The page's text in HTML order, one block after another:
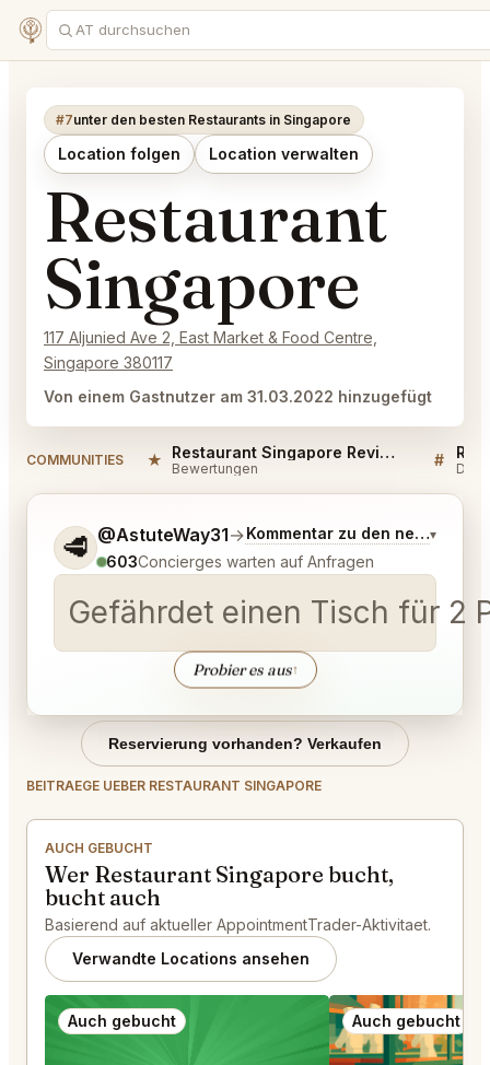
#7unter den besten Restaurants in Singapore
Location folgen Location verwalten
Restaurant
Singapore
117 Aljunied Ave 2, East Market & Food Centre,
Singapore 380117
Von einem Gastnutzer am 31.03.2022 hinzugefügt
COMMUNITIES ★ Restaurant Singapore Reviews
Bewertungen #
🥩 @AstuteWay31→Kommentar zu den neuesten
▾
603Concierges warten auf Anfragen
Gefährdet einen Tisch für 2
Probier es aus↑
Sag mir noch etwas genauer, was du möchtest.
Reservierung vorhanden? Verkaufen
BEITRAEGE UEBER RESTAURANT SINGAPORE
AUCH GEBUCHT
Wer Restaurant Singapore bucht,
bucht auch
Basierend auf aktueller AppointmentTrader-Aktivitaet.
Verwandte Locations ansehen
Auch gebucht Auch gebucht